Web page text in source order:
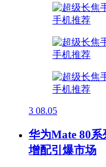
3 08.05
华为Mate 80
增配引爆市场